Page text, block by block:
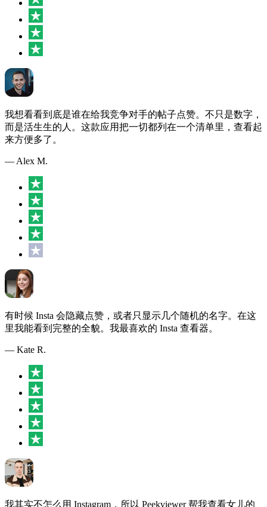
我想看看到底是谁在给我竞争对手的帖子点赞。不只是数字，
而是活生生的人。这款应用把一切都列在一个清单里，查看起
来方便多了。
— Alex M.
有时候 Insta 会隐藏点赞，或者只显示几个随机的名字。在这
里我能看到完整的全貌。我最喜欢的 Insta 查看器。
— Kate R.
我其实不怎么用 Instagram，所以 Peekviewer 帮我查看女儿的